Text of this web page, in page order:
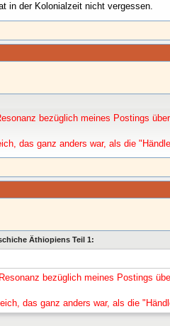
in der Kolonialzeit nicht vergessen.
bezüglich meines Postings
das ganz anders war, als die
Äthiopiens Teil 1:
bezüglich meines Postings
das ganz anders war, als die